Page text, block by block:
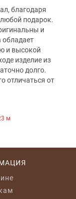
благодаря
подарок.
и
обладает
и высокой
изделие из
долго.
отличаться от
м